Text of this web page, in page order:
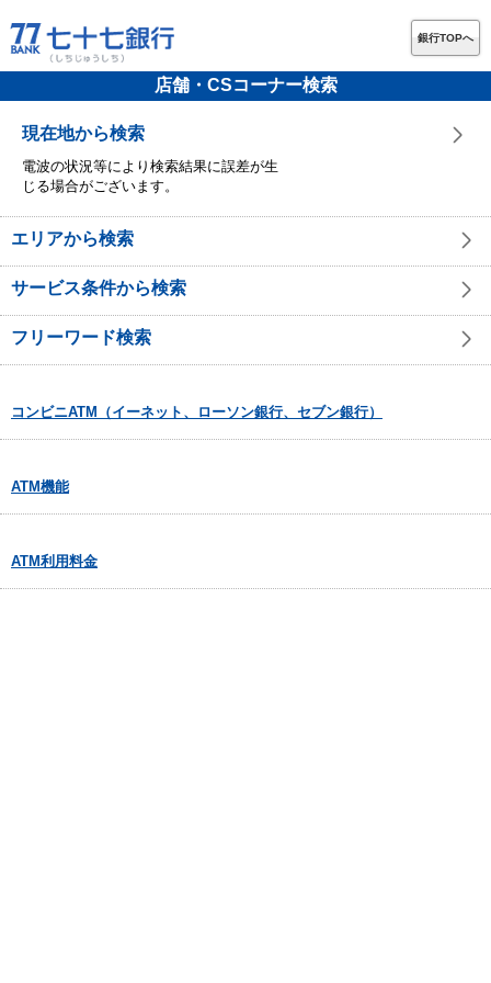
銀行TOPへ
店舗・CSコーナー検索
現在地から検索
電波の状況等により検索結果に誤差が生
じる場合がございます。
エリアから検索
サービス条件から検索
フリーワード検索
コンビニATM（イーネット、ローソン銀行、セブン銀行）
ATM機能
ATM利用料金